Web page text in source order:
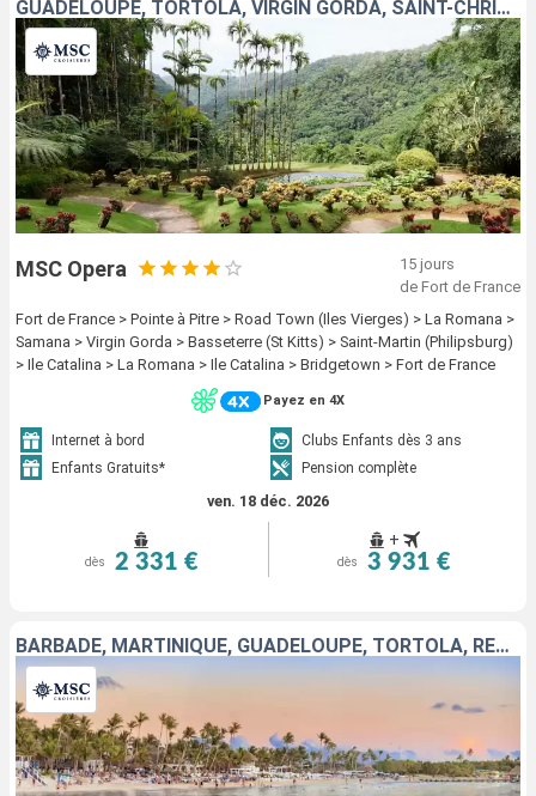
GUADELOUPE, TORTOLA, VIRGIN GORDA, SAINT-CHRISTOPHE-ET-NIÉVÈS, SAINT-MARTIN, RÉPUBLIQUE DOMINICAINE, BARBADE, MARTINIQUE
MSC Opera
15 jours
de Fort de France
Fort de France > Pointe à Pitre > Road Town (Iles Vierges) > La Romana >
Samana > Virgin Gorda > Basseterre (St Kitts) > Saint-Martin (Philipsburg)
> Ile Catalina > La Romana > Ile Catalina > Bridgetown > Fort de France
Payez en 4X
Internet à bord
Clubs Enfants dès 3 ans
Enfants Gratuits*
Pension complète
ven. 18 déc. 2026
dès 2 331 €
+
dès 3 931 €
BARBADE, MARTINIQUE, GUADELOUPE, TORTOLA, RÉPUBLIQUE DOMINICAINE